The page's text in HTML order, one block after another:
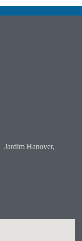
Jardim Hanover,